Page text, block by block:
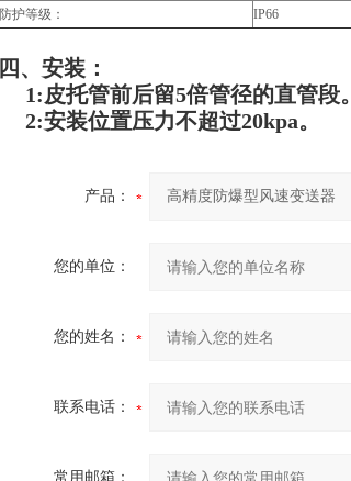
防护等级：
IP66
四、安装：
1:皮托管前后留5倍管径的直管段。
2:安装位置压力不超过20kpa。
产品：
您的单位：
您的姓名：
联系电话：
常用邮箱：